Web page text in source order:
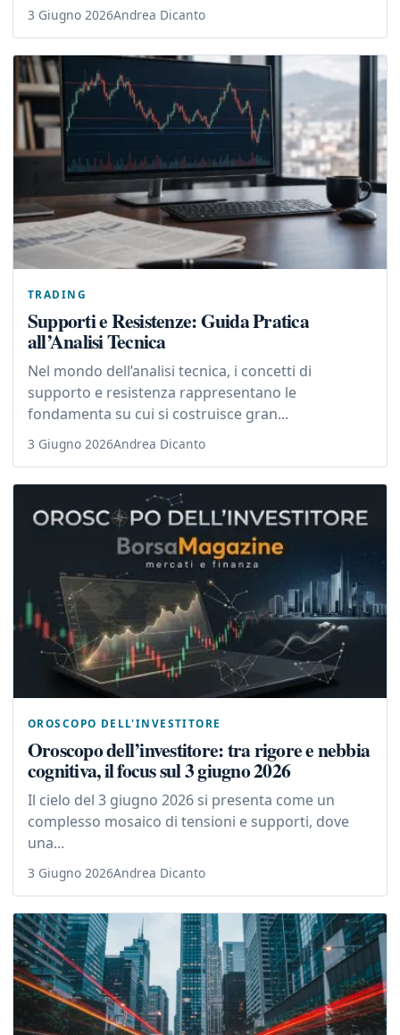
3 Giugno 2026Andrea Dicanto
TRADING
Supporti e Resistenze: Guida Pratica
all’Analisi Tecnica
Nel mondo dell’analisi tecnica, i concetti di
supporto e resistenza rappresentano le
fondamenta su cui si costruisce gran...
3 Giugno 2026Andrea Dicanto
OROSCOPO DELL'INVESTITORE
Oroscopo dell’investitore: tra rigore e nebbia
cognitiva, il focus sul 3 giugno 2026
Il cielo del 3 giugno 2026 si presenta come un
complesso mosaico di tensioni e supporti, dove
una...
3 Giugno 2026Andrea Dicanto